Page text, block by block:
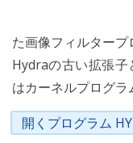
た画像フィルター
Hydraの古い拡張
はカーネルプログラ
開くプログラム